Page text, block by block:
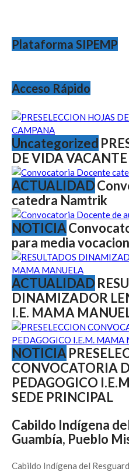
Plataforma SIPEMP
Acceso Rápido
Uncategorized
DE VIDA
ACTUALIDAD
catedra Namtrik
NOTICIA
para media
ACTUALIDAD
DINAMIZADOR
I.E. MAMA
NOTICIA
CONVOCATORIA
PEDAGOGICO
SEDE PRINCIPAL
Cabildo Indígena
Guambía, Pueblo
Cabildo Indígena del